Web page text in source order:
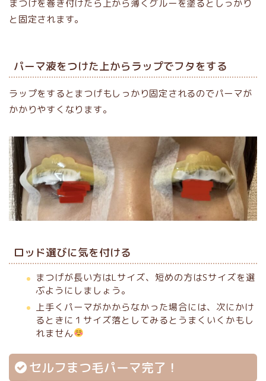
まつげを巻き付けたら上から薄くグルーを塗るとしっかり
と固定されます。
パーマ液をつけた上からラップでフタをする
ラップをするとまつげもしっかり固定されるのでパーマが
かかりやすくなります。
ロッド選びに気を付ける
まつげが長い方はLサイズ、短めの方はSサイズを選
ぶようにしましょう。
上手くパーマがかからなかった場合には、次にかけ
るときに１サイズ落としてみるとうまくいくかもし
れません
セルフまつ毛パーマ完了！